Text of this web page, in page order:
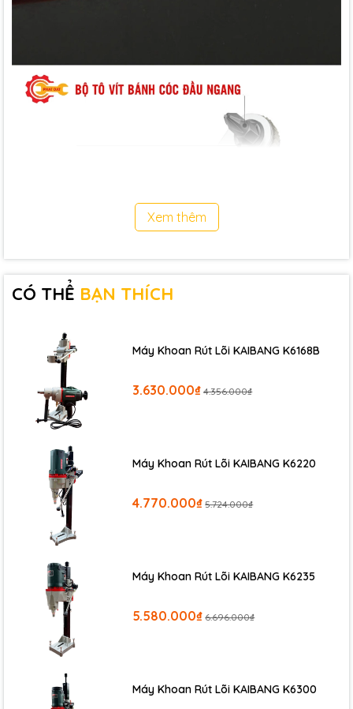
Bộ Tô Vít Bánh Cóc Đầu Ngang
động đảo chiều chỉ bằng thao tác gạt lẫy đơn giản.
Xem thêm
CÓ THỂ BẠN THÍCH
Máy Khoan Rút Lõi KAIBANG K6168B
3.630.000₫ 4.356.000₫
Máy Khoan Rút Lõi KAIBANG K6220
4.770.000₫ 5.724.000₫
Máy Khoan Rút Lõi KAIBANG K6235
5.580.000₫ 6.696.000₫
Máy Khoan Rút Lõi KAIBANG K6300